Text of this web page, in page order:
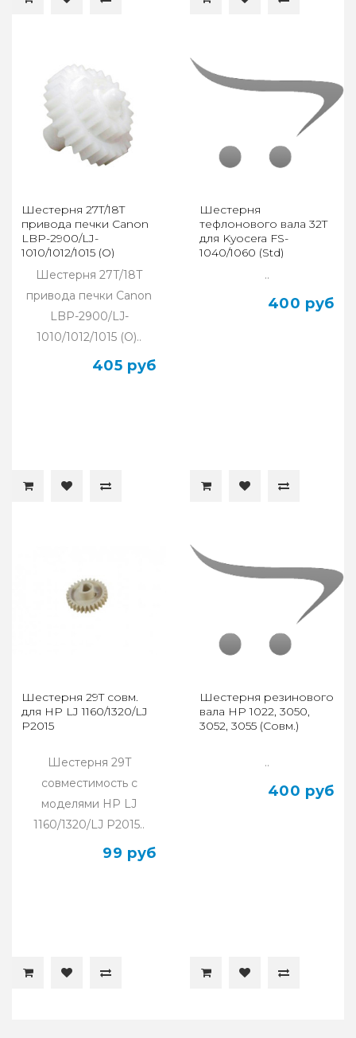
Шестерня 27T/18T
привода печки Canon
LBP-2900/LJ-
1010/1012/1015 (О)
Шестерня 27T/18T
привода печки Canon
LBP-2900/LJ-
1010/1012/1015 (О)..
405 руб
Шестерня
тефлонового вала 32T
для Kyocera FS-
1040/1060 (Std)
..
400 руб
Шестерня 29T совм.
для HP LJ 1160/1320/LJ
P2015
Шестерня 29T
совместимость с
моделями HP LJ
1160/1320/LJ P2015..
99 руб
Шестерня резинового
вала HP 1022, 3050,
3052, 3055 (Совм.)
..
400 руб